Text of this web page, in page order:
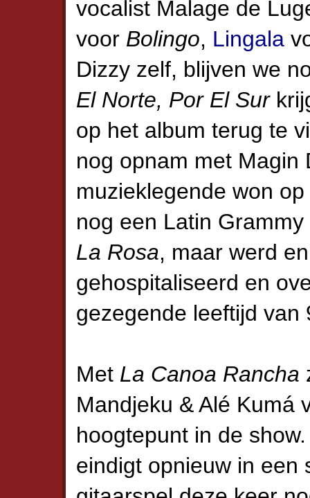
vocalist Malage de
voor Bolingo, Lingala
Dizzy zelf, blijven we
El Norte, Por El Sur
op het album terug te
nog opnam met Magin
muzieklegende won
nog een Latin
La Rosa, maar werd
gehospitaliseerd en
gezegende leeftijd van
Met La Canoa Rancha
Mandjeku & Alé Kumá
hoogtepunt in de
eindigt opnieuw in een